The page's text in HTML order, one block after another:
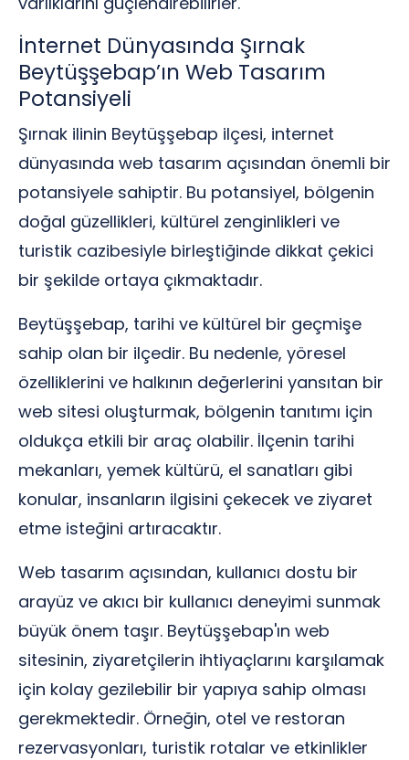
İnternet Dünyasında Şırnak
Beytüşşebap’ın Web Tasarım
Potansiyeli
Şırnak ilinin Beytüşşebap ilçesi, internet
dünyasında web tasarım açısından önemli bir
potansiyele sahiptir. Bu potansiyel, bölgenin
doğal güzellikleri, kültürel zenginlikleri ve
turistik cazibesiyle birleştiğinde dikkat çekici
bir şekilde ortaya çıkmaktadır.
Beytüşşebap, tarihi ve kültürel bir geçmişe
sahip olan bir ilçedir. Bu nedenle, yöresel
özelliklerini ve halkının değerlerini yansıtan bir
web sitesi oluşturmak, bölgenin tanıtımı için
oldukça etkili bir araç olabilir. İlçenin tarihi
mekanları, yemek kültürü, el sanatları gibi
konular, insanların ilgisini çekecek ve ziyaret
etme isteğini artıracaktır.
Web tasarım açısından, kullanıcı dostu bir
arayüz ve akıcı bir kullanıcı deneyimi sunmak
büyük önem taşır. Beytüşşebap'ın web
sitesinin, ziyaretçilerin ihtiyaçlarını karşılamak
için kolay gezilebilir bir yapıya sahip olması
gerekmektedir. Örneğin, otel ve restoran
rezervasyonları, turistik rotalar ve etkinlikler